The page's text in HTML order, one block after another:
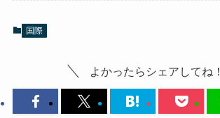
国際
よかったらシェアしてね！